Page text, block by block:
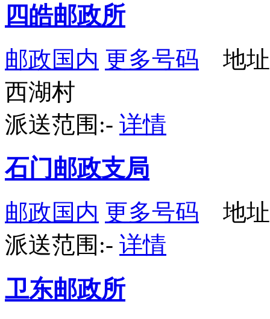
四皓邮政所
邮政国内 更多号码 地址
西湖村
派送范围:- 详情
石门邮政支局
邮政国内 更多号码 地址
派送范围:- 详情
卫东邮政所